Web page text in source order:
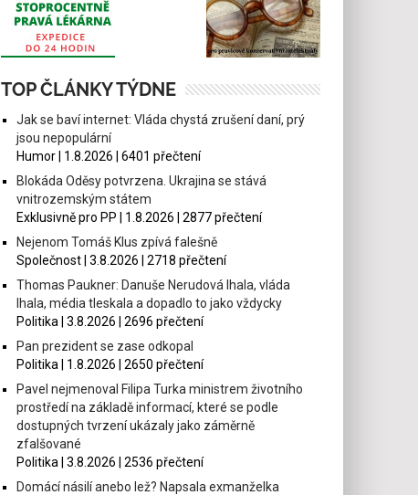
TOP ČLÁNKY TÝDNE
Jak se baví internet: Vláda chystá zrušení daní, prý
jsou nepopulární
Humor | 1.8.2026 | 6401 přečtení
Blokáda Oděsy potvrzena. Ukrajina se stává
vnitrozemským státem
Exklusivně pro PP | 1.8.2026 | 2877 přečtení
Nejenom Tomáš Klus zpívá falešně
Společnost | 3.8.2026 | 2718 přečtení
Thomas Paukner: Danuše Nerudová lhala, vláda
lhala, média tleskala a dopadlo to jako vždycky
Politika | 3.8.2026 | 2696 přečtení
Pan prezident se zase odkopal
Politika | 1.8.2026 | 2650 přečtení
Pavel nejmenoval Filipa Turka ministrem životního
prostředí na základě informací, které se podle
dostupných tvrzení ukázaly jako záměrně
zfalšované
Politika | 3.8.2026 | 2536 přečtení
Domácí násilí anebo lež? Napsala exmanželka